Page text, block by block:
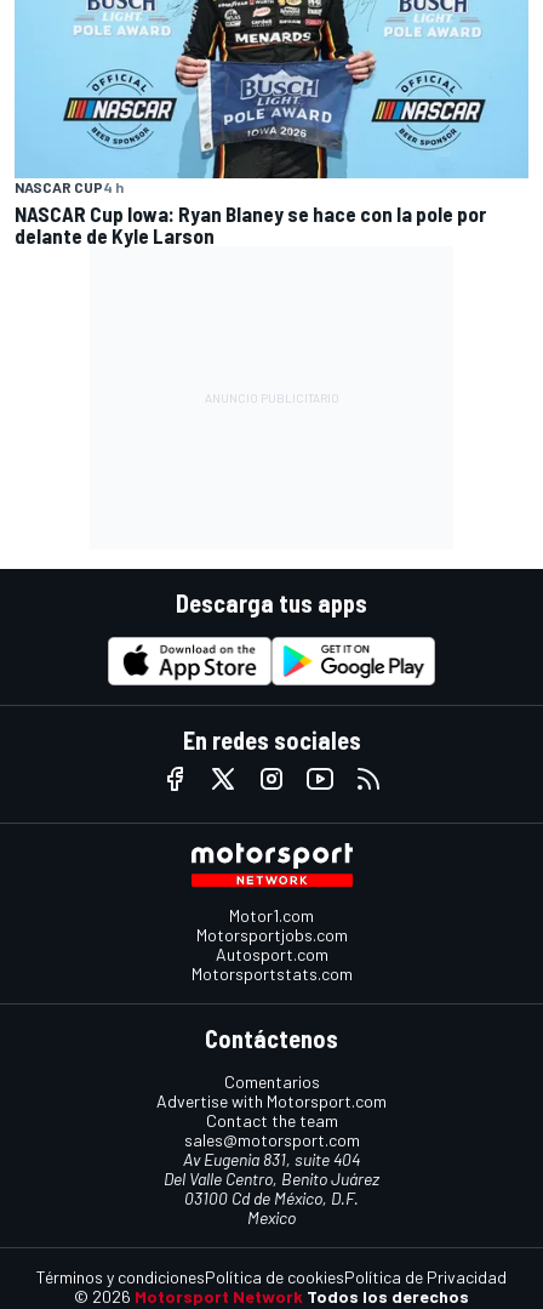
NASCAR CUP4 h
NASCAR Cup Iowa: Ryan Blaney se hace con la pole por
delante de Kyle Larson
Descarga tus apps
En redes sociales
Motor1.com
Motorsportjobs.com
Autosport.com
Motorsportstats.com
Contáctenos
Comentarios
Advertise with Motorsport.com
Contact the team
sales@motorsport.com
Av Eugenia 831, suite 404
Del Valle Centro, Benito Juárez
03100 Cd de México, D.F.
Mexico
© 2026 Motorsport Network Todos los derechos
Términos y condicionesPolítica de cookiesPolítica de Privacidad